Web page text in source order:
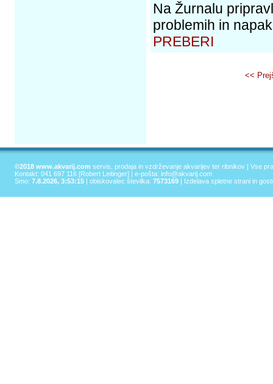
Na Žurnalu
problemih in
PREBERI
<<
©2018 www.akvarij.com servis, prodaja in vzdrževanje akvarijev ter ribnikov | Vse
Kontakt: 041 697 116 [Robert Leitinger] | e-pošta: info@akvarij.com
Smo: 7.8.2026, 3:53:15 | obiskovalec številka: 7573169 | Izdelava spletne strani in